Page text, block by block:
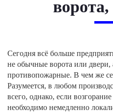
Системы контроля доступа
Шлагбаумы
Автоматические ворота
Рольставни
Сегодня всё больше
не обычные ворота или двери,
противопожарные. В чем же
Разумеется, в любом
всего, однако, если
необходимо немедленно